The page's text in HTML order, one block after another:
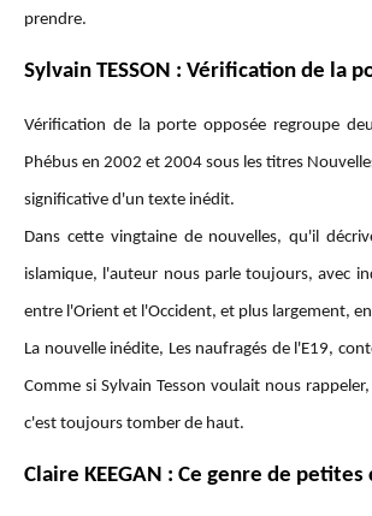
prendre.
Sylvain TESSON : Vérification de la
Vérification de la porte opposée regroupe
Phébus en 2002 et 2004 sous les titres
significative d'un texte inédit.
Dans cette vingtaine de nouvelles, qu'il
islamique, l'auteur nous parle toujours, avec
entre l'Orient et l'Occident, et plus largement,
La nouvelle inédite, Les naufragés de l'E19,
Comme si Sylvain Tesson voulait nous
c'est toujours tomber de haut.
Claire KEEGAN : Ce genre de